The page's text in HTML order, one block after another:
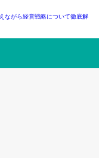
ながら経営戦略について徹底解